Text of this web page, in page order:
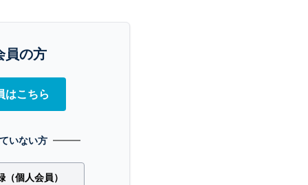
員の方
はこちら
いない方
個人会員）